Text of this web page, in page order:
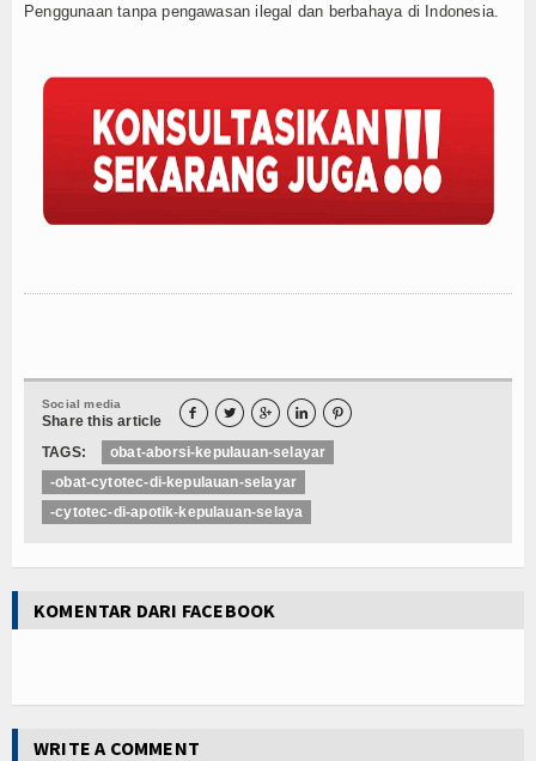
Penggunaan tanpa pengawasan ilegal dan berbahaya di Indonesia.
Social media
Share this article     
TAGS:
obat-aborsi-kepulauan-selayar
-obat-cytotec-di-kepulauan-selayar
-cytotec-di-apotik-kepulauan-selaya
KOMENTAR DARI FACEBOOK
WRITE A COMMENT